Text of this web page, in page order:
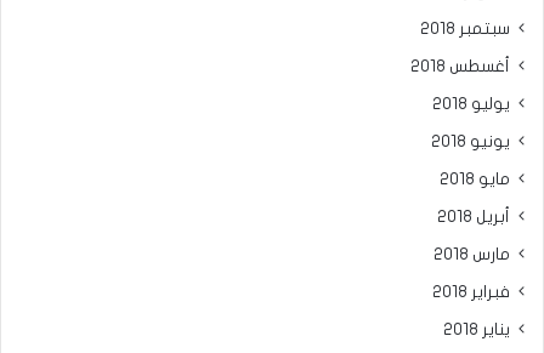
سبتمبر 2018
أغسطس 2018
يوليو 2018
يونيو 2018
مايو 2018
أبريل 2018
مارس 2018
فبراير 2018
يناير 2018